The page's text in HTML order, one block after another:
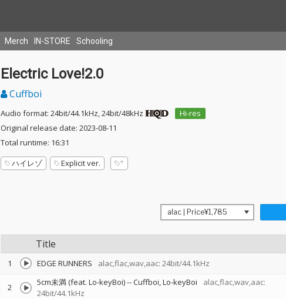
Merch IN-STORE Schooling
Electric Love!2.0
Cuffboi
Audio format: 24bit/44.1kHz, 24bit/48kHz
Hi-res
Original release date: 2023-08-11
Total runtime: 16:31
ハイレゾ
Explicit ver.
Title
1 EDGE RUNNERS alac,flac,wav,aac: 24bit/44.1kHz
2 5cm未満 (feat. Lo-keyBoi)--Cuffboi Lo-keyBoi
alac,flac,wav,aac:
24bit/44.1kHz